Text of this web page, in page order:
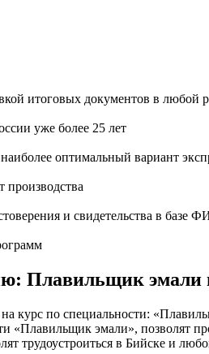
итоговых документов в любой
уже более 25 лет
оптимальный вариант
производства
и свидетельства в базе
Плавильщик эмали
курс по специальности:
эмали», позволят
трудоустроиться в Бийске и